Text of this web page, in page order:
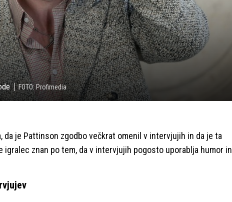
FOTO: Profimedia
je Pattinson zgodbo večkrat omenil v intervjujih in da je ta
igralec znan po tem, da v intervjujih pogosto uporablja humor in